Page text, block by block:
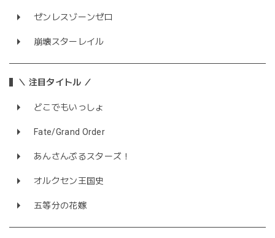
ゼンレスゾーンゼロ
崩壊スターレイル
＼ 注目タイトル ／
どこでもいっしょ
Fate/Grand Order
あんさんぶるスターズ！
オルクセン王国史
五等分の花嫁